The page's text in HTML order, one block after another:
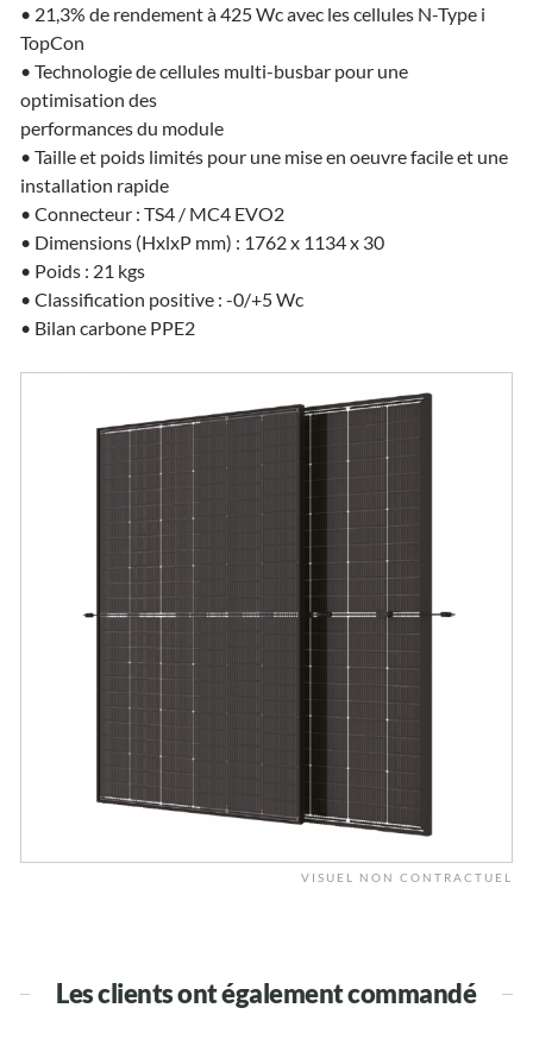
• 21,3% de rendement à 425 Wc avec les cellules N-Type i
TopCon
• Technologie de cellules multi-busbar pour une
optimisation des
performances du module
• Taille et poids limités pour une mise en oeuvre facile et une
installation rapide
• Connecteur : TS4 / MC4 EVO2
• Dimensions (HxlxP mm) : 1762 x 1134 x 30
• Poids : 21 kgs
• Classification positive : -0/+5 Wc
• Bilan carbone PPE2
VISUEL NON CONTRACTUEL
Les clients ont également commandé